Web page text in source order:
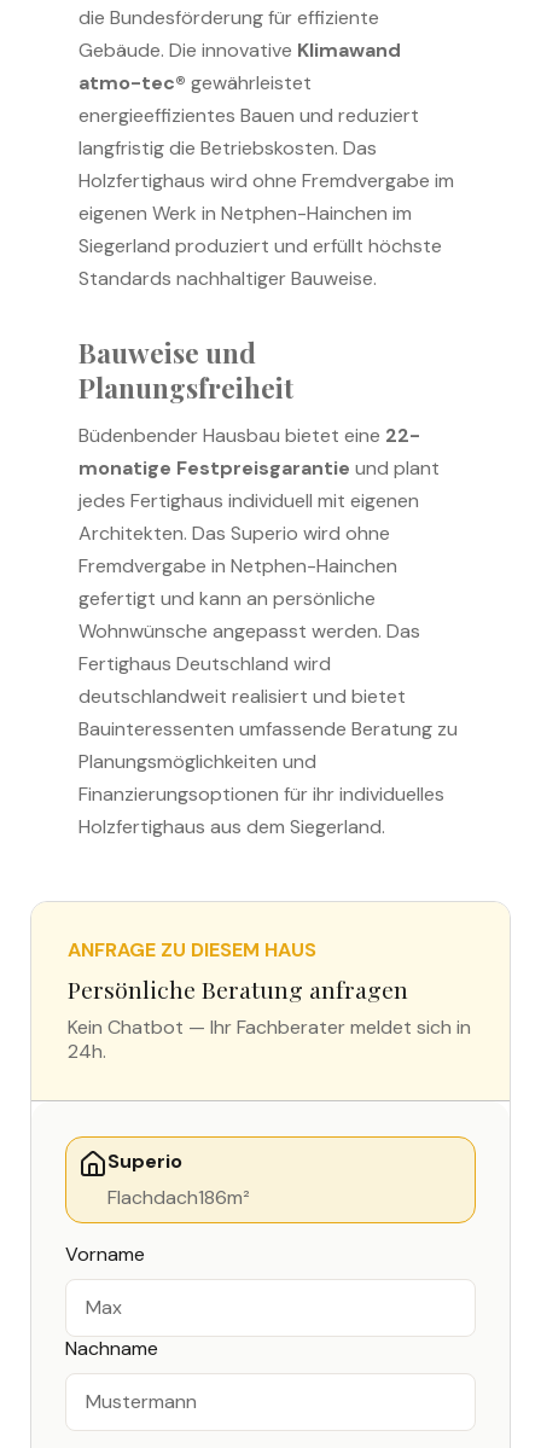
die Bundesförderung für effiziente
Gebäude. Die innovative Klimawand
atmo-tec® gewährleistet
energieeffizientes Bauen und reduziert
langfristig die Betriebskosten. Das
Holzfertighaus wird ohne Fremdvergabe im
eigenen Werk in Netphen-Hainchen im
Siegerland produziert und erfüllt höchste
Standards nachhaltiger Bauweise.
Bauweise und
Planungsfreiheit
Büdenbender Hausbau bietet eine 22-
monatige Festpreisgarantie und plant
jedes Fertighaus individuell mit eigenen
Architekten. Das Superio wird ohne
Fremdvergabe in Netphen-Hainchen
gefertigt und kann an persönliche
Wohnwünsche angepasst werden. Das
Fertighaus Deutschland wird
deutschlandweit realisiert und bietet
Bauinteressenten umfassende Beratung zu
Planungsmöglichkeiten und
Finanzierungsoptionen für ihr individuelles
Holzfertighaus aus dem Siegerland.
ANFRAGE ZU DIESEM HAUS
Persönliche Beratung anfragen
Kein Chatbot — Ihr Fachberater meldet sich in
24h.
Superio
Flachdach186m²
Vorname
Nachname